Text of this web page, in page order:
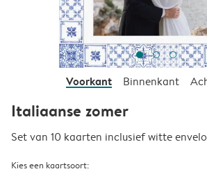
Voorkant Binnenkant
Italiaanse zomer
Set van 10 kaarten inclusief witte
Kies een kaartsoort: